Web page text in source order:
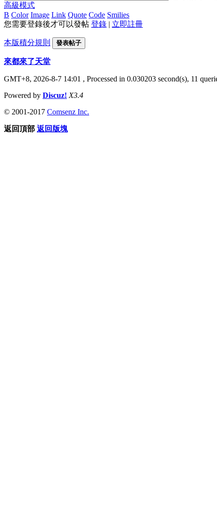
高級模式
B Color Image Link Quote Code Smilies
您需要登錄後才可以發帖 登錄 | 立即註冊
本版積分規則 發表帖子
來都來了天堂
GMT+8, 2026-8-7 14:01 , Processed in 0.030203 second(s), 11
Powered by Discuz! X3.4
© 2001-2017 Comsenz Inc.
返回頂部 返回版塊